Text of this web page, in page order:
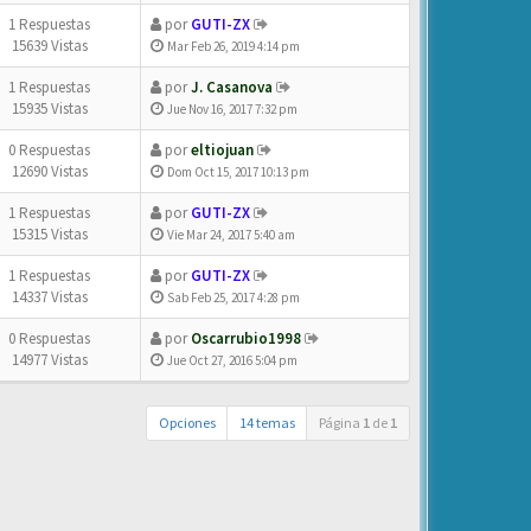
1 Respuestas
15639 Vistas
porGUTI-ZX
Mar Feb 26, 2019 4:14 pm
1 Respuestas
15935 Vistas
porJ. Casanova
Jue Nov 16, 2017 7:32 pm
0 Respuestas
12690 Vistas
poreltiojuan
Dom Oct 15, 2017 10:13 pm
1 Respuestas
15315 Vistas
porGUTI-ZX
Vie Mar 24, 2017 5:40 am
1 Respuestas
14337 Vistas
porGUTI-ZX
Sab Feb 25, 2017 4:28 pm
0 Respuestas
14977 Vistas
porOscarrubio1998
Jue Oct 27, 2016 5:04 pm
Opciones 14 temas Página 1 de 1